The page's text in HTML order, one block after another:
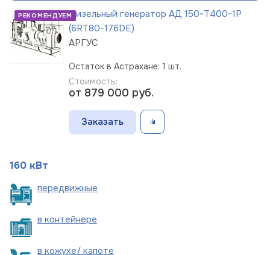
РЕКОМЕНДУЕМДизельный генератор АД 150-Т400-1Р
(6RT80-176DE)
АРГУС
Остаток в Астрахане: 1 шт.
Стоимость:
от 879 000 руб.
Заказать
160 кВт
передвижные
в контейнере
в кожухе/ капоте